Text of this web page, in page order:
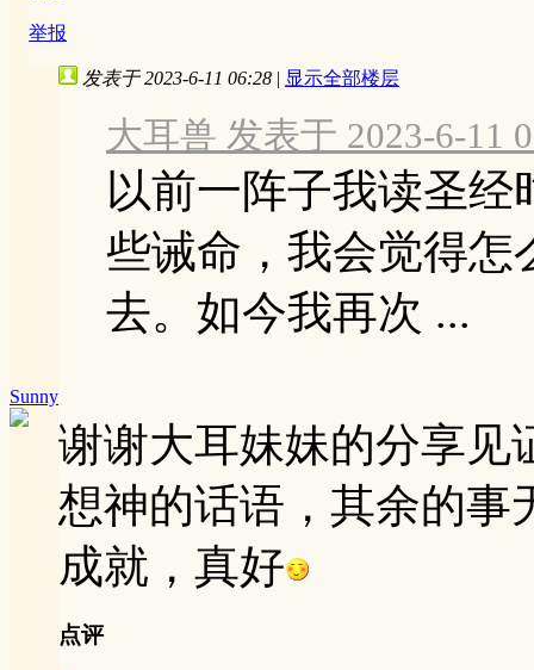
举报
Sunny
发表于 2023-6-11 06:28 | 显示全部楼层
大耳兽 发表于 2023-6-11
以前一阵子我读圣
些诫命，我会觉得怎
去。如今我再次 ...
谢谢大耳妹妹的分享见
想神的话语，其余的事
成就，真好
点评